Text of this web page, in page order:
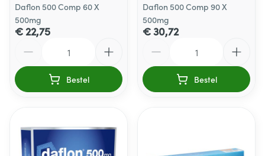
Daflon 500 Comp 60 X
500mg
€ 22,75
Bestel
Daflon 500 Comp 90 X
500mg
€ 30,72
Bestel